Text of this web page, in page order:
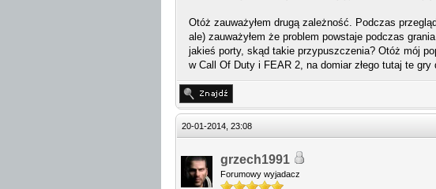
Otóż zauważyłem drugą zależność. Podczas
ale) zauważyłem że problem powstaje podczas
jakieś porty, skąd takie przypuszczenia? Otóż mój
w Call Of Duty i FEAR 2, na domiar złego tutaj te
20-01-2014, 23:08
grzech1991
Forumowy wyjadacz